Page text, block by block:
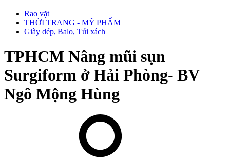
Rao vặt
THỜI TRANG - MỸ PHẨM
Giày dép, Balo, Túi xách
TPHCM Nâng mũi sụn
Surgiform ở Hải Phòng- BV
Ngô Mộng Hùng